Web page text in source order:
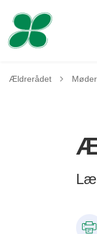
Ældrerådet Tilbage
Møder